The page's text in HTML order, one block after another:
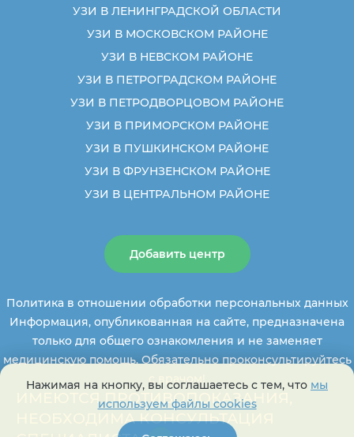
УЗИ В ЛЕНИНГРАДСКОЙ ОБЛАСТИ
УЗИ В МОСКОВСКОМ РАЙОНЕ
УЗИ В НЕВСКОМ РАЙОНЕ
УЗИ В ПЕТРОГРАДСКОМ РАЙОНЕ
УЗИ В ПЕТРОДВОРЦОВОМ РАЙОНЕ
УЗИ В ПРИМОРСКОМ РАЙОНЕ
УЗИ В ПУШКИНСКОМ РАЙОНЕ
УЗИ В ФРУНЗЕНСКОМ РАЙОНЕ
УЗИ В ЦЕНТРАЛЬНОМ РАЙОНЕ
Добавить центр
Политика в отношении обработки персональных данных
Информация, опубликованная на сайте, предназначена
только для общего ознакомления и не заменяет
медицинскую помощь. Обязательно проконсультируйтесь
ИМЕЮТСЯ ПРОТИВОПОКАЗАНИЯ,
НЕОБХОДИМА КОНСУЛЬТАЦИЯ
Нажимая на кнопку, вы соглашаетесь с тем, что мы
используем файлы cookies